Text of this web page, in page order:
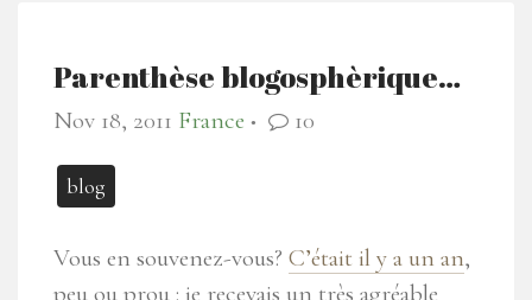
Parenthèse blogosphèrique…
Nov 18, 2011 France ● 10
blog
Vous en souvenez-vous? C’était il y a un an,
peu ou prou : je recevais un très agréable